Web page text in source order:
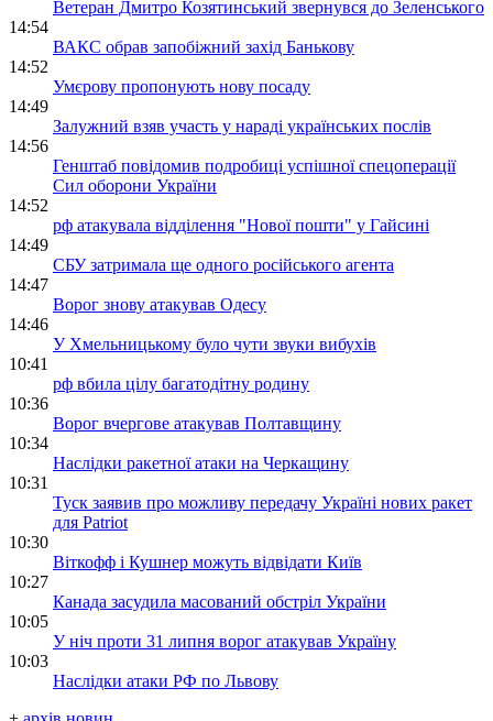
Ветеран Дмитро Козятинський звернувся до Зеленського
14:54
ВАКС обрав запобіжний захід Банькову
14:52
Умєрову пропонують нову посаду
14:49
Залужний взяв участь у нараді українських послів
14:56
Генштаб повідомив подробиці успішної спецоперації
Сил оборони України
14:52
рф атакувала відділення "Нової пошти" у Гайсині
14:49
СБУ затримала ще одного російського агента
14:47
Ворог знову атакував Одесу
14:46
У Хмельницькому було чути звуки вибухів
10:41
рф вбила цілу багатодітну родину
10:36
Ворог вчергове атакував Полтавщину
10:34
Наслідки ракетної атаки на Черкащину
10:31
Туск заявив про можливу передачу Україні нових ракет
для Patriot
10:30
Віткофф і Кушнер можуть відвідати Київ
10:27
Канада засудила масований обстріл України
10:05
У ніч проти 31 липня ворог атакував Україну
10:03
Наслідки атаки РФ по Львову